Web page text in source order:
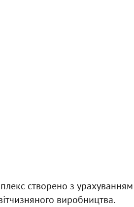
створено з урахуванням
виробництва.